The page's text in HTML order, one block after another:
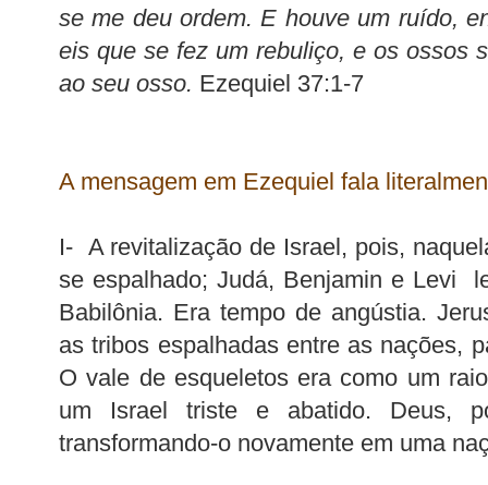
se me deu ordem. E houve um ruído,
eis que se fez um rebuliço, e os ossos
ao seu osso. Ezequiel 37:1-7
A mensagem em Ezequiel fala
I- A revitalização de Israel, pois,
se espalhado; Judá, Benjamin e Levi
Babilônia. Era tempo de angústia.
as tribos espalhadas entre as nações,
O vale de esqueletos era como um
um Israel triste e abatido. Deus,
transformando-o novamente em uma